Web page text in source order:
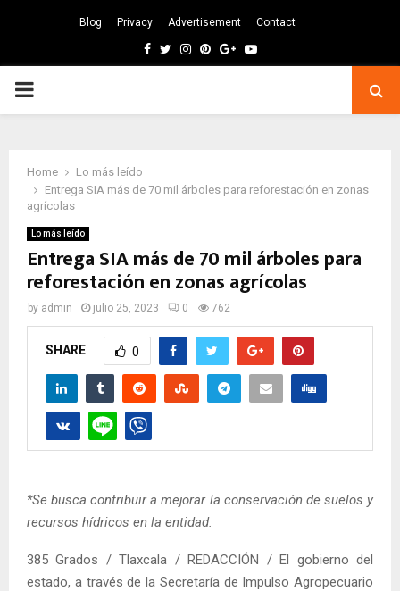
Blog Privacy Advertisement Contact
Facebook
TwitterInstagram
Pinterest
GoogleYoutube
PRIMARY
Home
Lo más leído
Entrega SIA más de 70 mil árboles para reforestación en zonas
agrícolas
Lo más leído
Entrega SIA más de 70 mil árboles para
reforestación en zonas agrícolas
by admin julio 25, 2023 0 762
SHARE 0
*Se busca contribuir a mejorar la conservación de suelos y
recursos hídricos en la entidad.
385 Grados / Tlaxcala / REDACCIÓN / El gobierno del
estado, a través de la Secretaría de Impulso Agropecuario